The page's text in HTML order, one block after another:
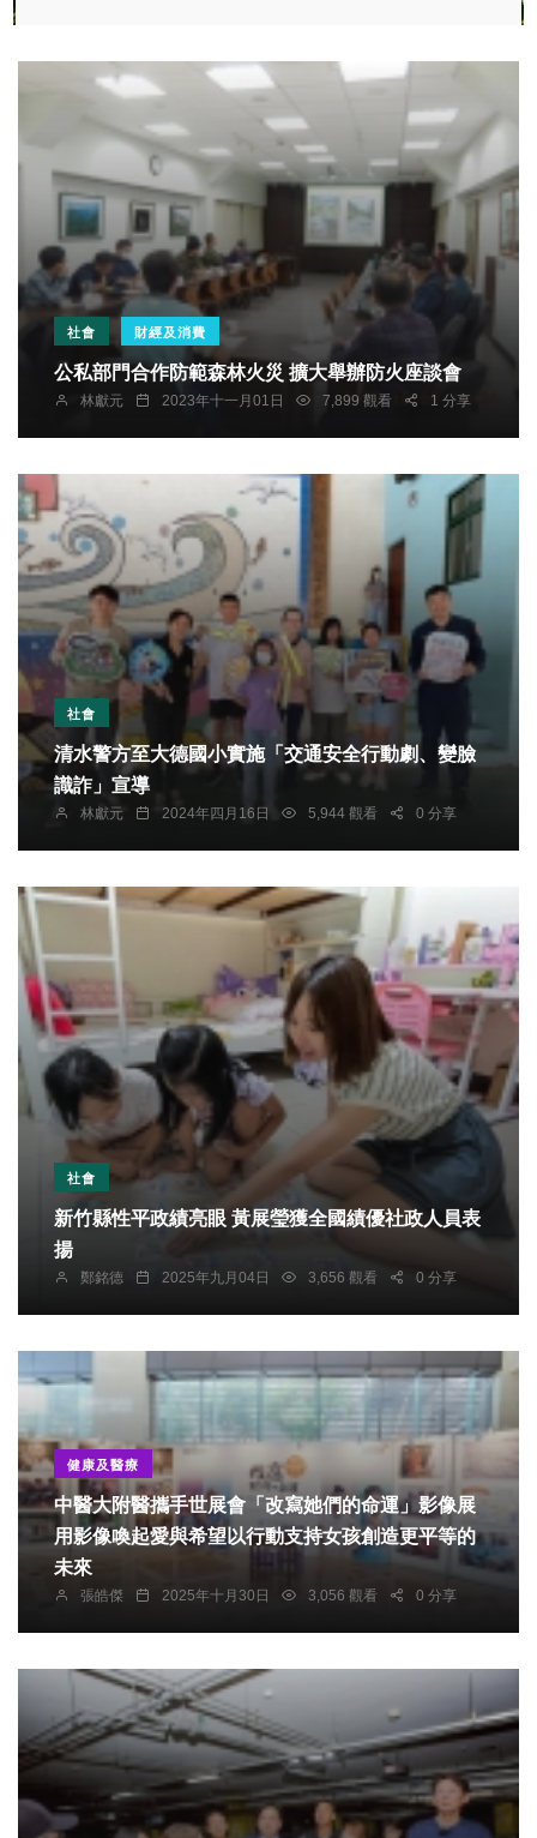
社會 財經及消費
公私部門合作防範森林火災 擴大舉辦防火座談會
林獻元 2023年十一月01日 7,899 觀看 1 分享
社會
清水警方至大德國小實施「交通安全行動劇、變臉
識詐」宣導
林獻元 2024年四月16日 5,944 觀看 0 分享
社會
新竹縣性平政績亮眼 黃展瑩獲全國績優社政人員表
揚
鄭銘德 2025年九月04日 3,656 觀看 0 分享
健康及醫療
中醫大附醫攜手世展會「改寫她們的命運」影像展
用影像喚起愛與希望以行動支持女孩創造更平等的
未來
張皓傑 2025年十月30日 3,056 觀看 0 分享